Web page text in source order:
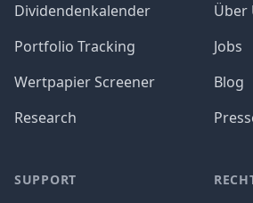
Dividendenkalender
Portfolio Tracking
Wertpapier Screener
Research
SUPPORT
Über
Jobs
Blog